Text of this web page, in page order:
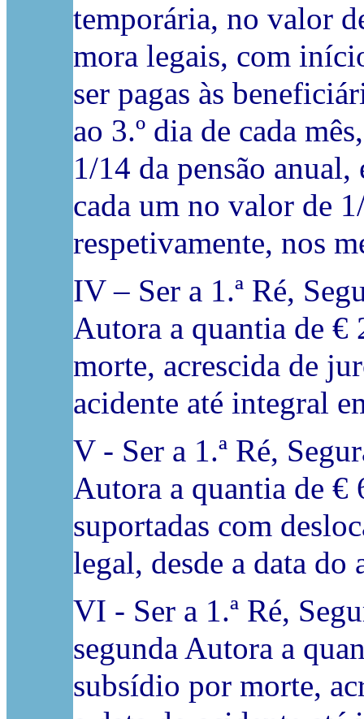
temporária, no valor
mora legais, com
ser pagas às
ao 3.º dia de cada
1/14 da pensão
cada um no valor de
respetivamente, nos
IV – Ser a 1.ª Ré,
Autora a quantia de
morte, acrescida de
acidente até integral
V - Ser a 1.ª Ré,
Autora a quantia de €
suportadas com
legal, desde a data
VI - Ser a 1.ª Ré,
segunda Autora a
subsídio por morte,